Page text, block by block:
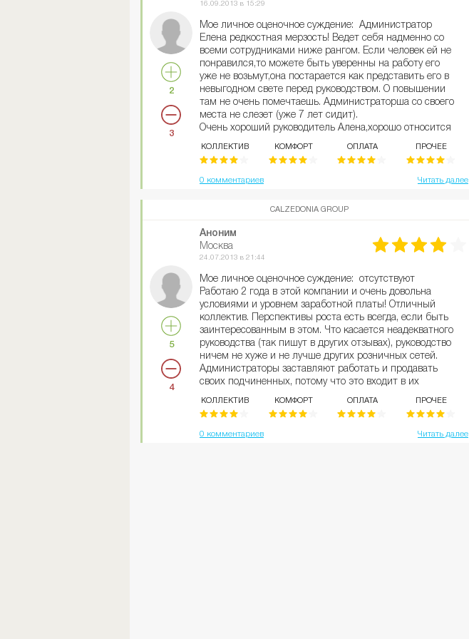
со всеми можно найти общий язык. Обеды на складе
работе никогда не забуду.увольняться было не
охото.очень скучаю по девочкам.
2
3
16.09.2013 в 15:29
Мое личное оценочное суждение: Администратор
Елена редкостная мерзость! Ведет себя надменно со
всеми сотрудниками ниже рангом. Если человек ей не
понравился,то можете быть уверенны на работу его
уже не возьмут,она постарается как представить его в
невыгодном свете перед руководством. О повышении
там не очень помечтаешь. Администраторша со своего
места не слезет (уже 7 лет сидит).
Очень хороший руководитель Алена,хорошо относится
заработать реально. У магазина очень большая
выручка не смотря на маленький ассортимент
КОЛЛЕКТИВ КОМФОРТ ОПЛАТА ПРОЧЕЕ
0 комментариев Читать далее
CALZEDONIA GROUP
5
4
Аноним
Москва
24.07.2013 в 21:44
Мое личное оценочное суждение: отсутствуют
Работаю 2 года в этой компании и очень довольна
условиями и уровнем заработной платы! Отличный
коллектив. Перспективы роста есть всегда, если быть
заинтересованным в этом. Что касается неадекватного
руководства (так пишут в других отзывах), руководство
ничем не хуже и не лучше других розничных сетей.
Администраторы заставляют работать и продавать
своих подчиненных, потому что это входит в их
КОЛЛЕКТИВ КОМФОРТ ОПЛАТА ПРОЧЕЕ
0 комментариев Читать далее